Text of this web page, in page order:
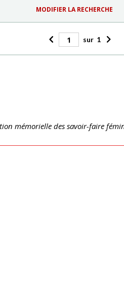
MODIFIER LA RECHERCHE
sur 1
mémorielle des savoir-faire